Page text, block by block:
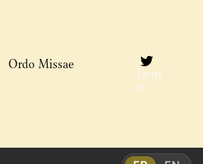
Ordo Missae
Twitt
er